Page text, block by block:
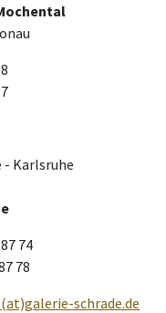
- Karlsruhe
74
78
schrade.de